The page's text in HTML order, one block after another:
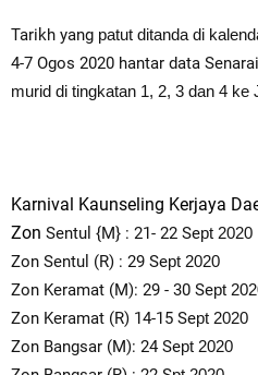
Tarikh yang patut ditanda di
4-7 Ogos 2020 hantar data
murid di tingkatan 1, 2, 3 dan 4 ke
Karnival Kaunseling Kerjaya
Zon Sentul {M} : 21- 22 Sept 2020
Zon Sentul (R) : 29 Sept 2020
Zon Keramat (M): 29 - 30 Sept
Zon Keramat (R) 14-15 Sept 2020
Zon Bangsar (M): 24 Sept 2020